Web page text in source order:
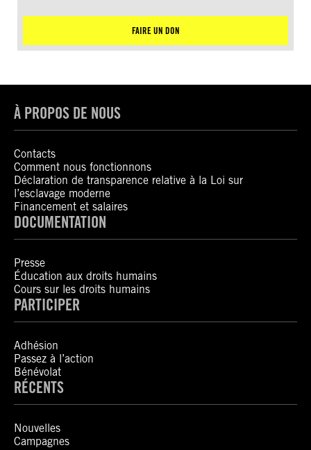
FAIRE UN DON
À PROPOS DE NOUS
Contacts
Comment nous fonctionnons
Déclaration de transparence relative à la Loi sur
l’esclavage moderne
Financement et salaires
DOCUMENTATION
Presse
Éducation aux droits humains
Cours sur les droits humains
PARTICIPER
Adhésion
Passez à l’action
Bénévolat
RÉCENTS
Nouvelles
Campagnes